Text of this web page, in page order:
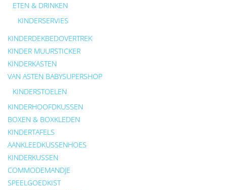
ETEN & DRINKEN
KINDERSERVIES
KINDERDEKBEDOVERTREK
KINDER MUURSTICKER
KINDERKASTEN
VAN ASTEN BABYSUPERSHOP
KINDERSTOELEN
KINDERHOOFDKUSSEN
BOXEN & BOXKLEDEN
KINDERTAFELS
AANKLEEDKUSSENHOES
KINDERKUSSEN
COMMODEMANDJE
SPEELGOEDKIST